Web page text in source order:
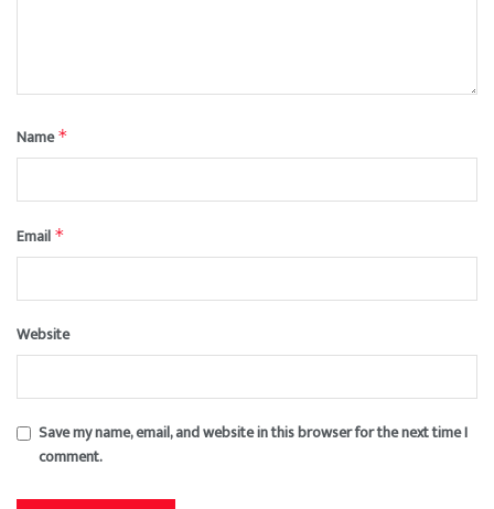
Name*
Email *
Website
Save my name, email, and website in this browser for the next time I
comment.